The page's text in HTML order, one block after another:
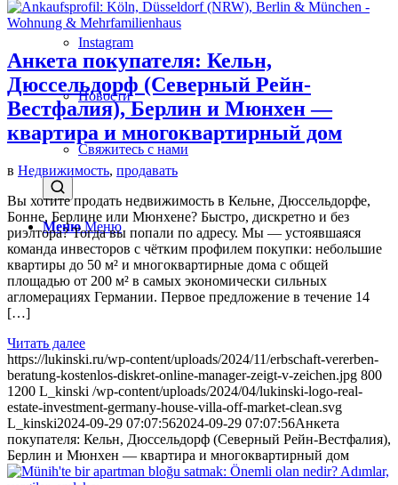
Instagram
Новости
Свяжитесь с нами
Меню Меню
Анкета покупателя: Кельн,
Дюссельдорф (Северный Рейн-
Вестфалия), Берлин и Мюнхен —
квартира и многоквартирный дом
в Недвижимость, продавать
Вы хотите продать недвижимость в Кельне, Дюссельдорфе,
Бонне, Берлине или Мюнхене? Быстро, дискретно и без
риэлтора? Тогда вы попали по адресу. Мы — устоявшаяся
команда инвесторов с чётким профилем покупки: небольшие
квартиры до 50 м² и многоквартирные дома с общей
площадью от 200 м² в самых экономически сильных
агломерациях Германии. Первое предложение в течение 14
[…]
Читать далее
https://lukinski.ru/wp-content/uploads/2024/11/erbschaft-vererben-
beratung-kostenlos-diskret-online-manager-zeigt-v-zeichen.jpg 800
1200 L_kinski /wp-content/uploads/2024/04/lukinski-logo-real-
estate-investment-germany-house-villa-off-market-clean.svg
L_kinski2024-09-29 07:07:562024-09-29 07:07:56Анкета
покупателя: Кельн, Дюссельдорф (Северный Рейн-Вестфалия),
Берлин и Мюнхен — квартира и многоквартирный дом